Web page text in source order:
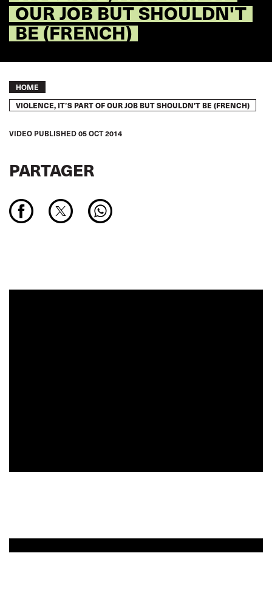
OUR JOB BUT SHOULDN'T
BE (FRENCH)
Breadcrumb
HOME
VIOLENCE, IT’S PART OF OUR JOB BUT SHOULDN'T BE (FRENCH)
VIDEO PUBLISHED05 OCT 2014
PARTAGER